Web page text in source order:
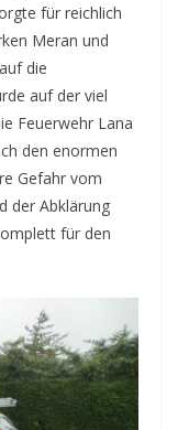
für reichlich
Meran und
die
auf der viel
Feuerwehr Lana
den enormen
Gefahr vom
der Abklärung
für den